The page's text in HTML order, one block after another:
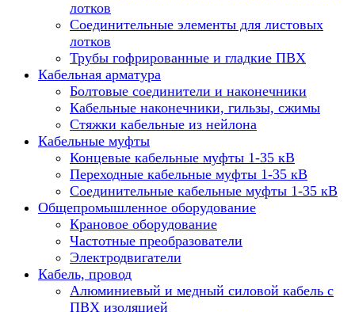
лотков
Соединительные элементы для листовых
лотков
Трубы гофрированные и гладкие ПВХ
Кабельная арматура
Болтовые соединители и наконечники
Кабельные наконечники, гильзы, сжимы
Стяжки кабельные из нейлона
Кабельные муфты
Концевые кабельные муфты 1-35 кВ
Переходные кабельные муфты 1-35 кВ
Соединительные кабельные муфты 1-35 кВ
Общепромышленное оборудование
Крановое оборудование
Частотные преобразователи
Электродвигатели
Кабель, провод
Алюминиевый и медный силовой кабель с
ПВХ изоляцией